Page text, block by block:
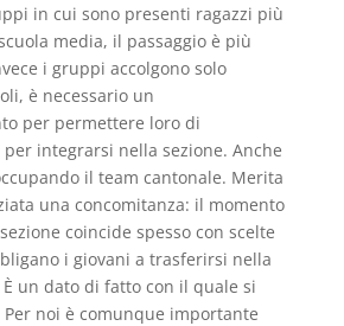
in cui sono presenti ragazzi più
media, il passaggio è più
i gruppi accolgono solo
è necessario un
per permettere loro di
per integrarsi nella sezione. Anche
il team cantonale. Merita
una concomitanza: il momento
coincide spesso con scelte
i giovani a trasferirsi nella
un dato di fatto con il quale si
Per noi è comunque importante